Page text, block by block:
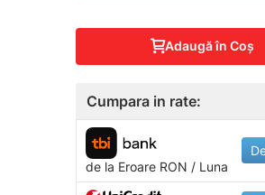
Adaugă în Coş
Cumpara in rate:
de la EroareRON / Luna